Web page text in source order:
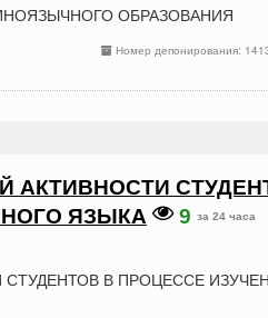
ОБРАЗОВАНИЯ
Номер депонирования:
АКТИВНОСТИ
ЯЗЫКА
9 за 24 часа
В ПРОЦЕССЕ